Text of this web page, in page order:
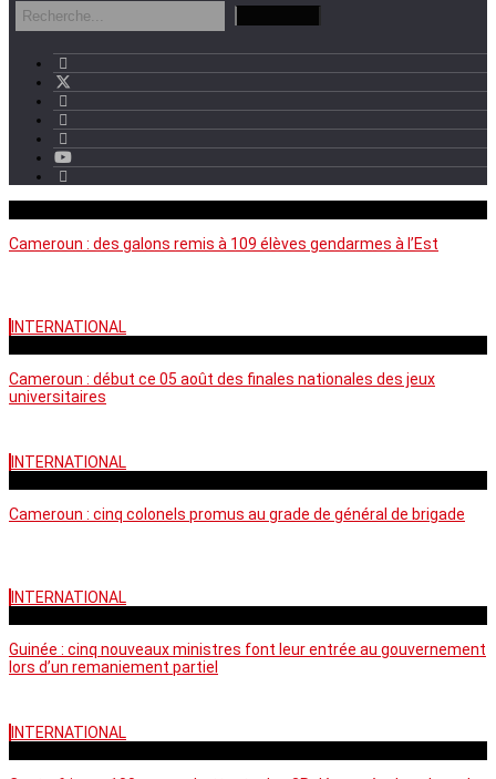
Cameroun : des galons remis à 109 élèves gendarmes à l’Est
INTERNATIONAL
Cameroun : début ce 05 août des finales nationales des jeux
universitaires
INTERNATIONAL
Cameroun : cinq colonels promus au grade de général de brigade
INTERNATIONAL
Guinée : cinq nouveaux ministres font leur entrée au gouvernement
lors d’un remaniement partiel
INTERNATIONAL